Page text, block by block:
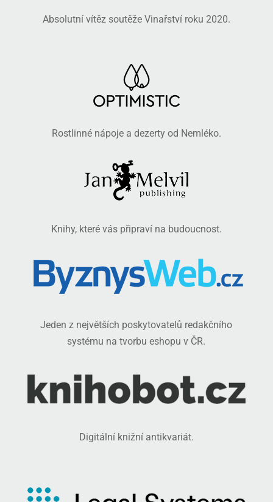
Absolutní vítěz soutěže Vinařství roku 2020.
Rostlinné nápoje a dezerty od Nemléko.
Knihy, které vás připraví na budoucnost.
Jeden z největších poskytovatelů redakčního
systému na tvorbu eshopu v ČR.
Digitální knižní antikvariát.